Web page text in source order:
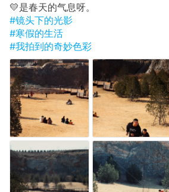
💛是春天的气息呀。
#镜头下的光影
#寒假的生活
#我拍到的奇妙色彩